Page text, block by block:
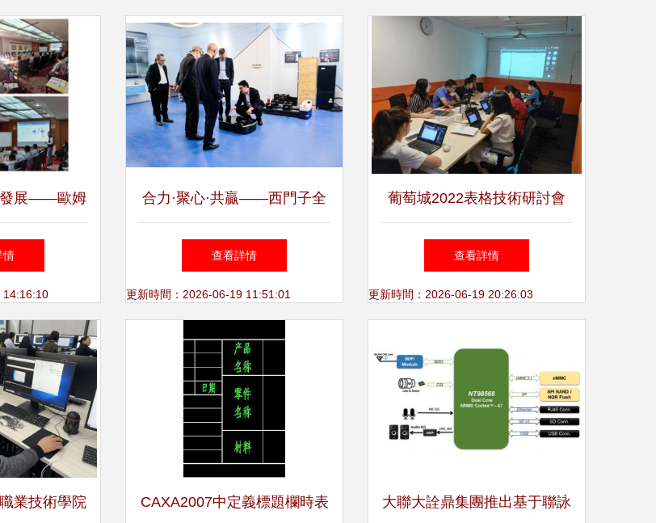
發展——歐姆
合作會成功
情
14:16:10
合力·聚心·共贏——西門子全
球首席戰略官訪問仙知機器
人，共促軟件技術交流
查看詳情
更新時間：2026-06-19 11:51:01
葡萄城2022表格技術研討會
——聯想集團專場軟件技術交
流
查看詳情
更新時間：2026-06-19 20:26:03
業技術學院 CAXA2007中定義標題欄時表 大聯大詮鼎集團推出基于聯詠